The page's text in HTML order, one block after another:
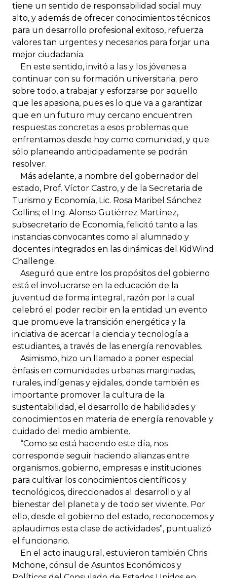
tiene un sentido de responsabilidad social muy
alto, y además de ofrecer conocimientos técnicos
para un desarrollo profesional exitoso, refuerza
valores tan urgentes y necesarios para forjar una
mejor ciudadanía.
En este sentido, invitó a las y los jóvenes a
continuar con su formación universitaria; pero
sobre todo, a trabajar y esforzarse por aquello
que les apasiona, pues es lo que va a garantizar
que en un futuro muy cercano encuentren
respuestas concretas a esos problemas que
enfrentamos desde hoy como comunidad, y que
sólo planeando anticipadamente se podrán
resolver.
Más adelante, a nombre del gobernador del
estado, Prof. Víctor Castro, y de la Secretaria de
Turismo y Economía, Lic. Rosa Maribel Sánchez
Collins; el Ing. Alonso Gutiérrez Martínez,
subsecretario de Economía, felicitó tanto a las
instancias convocantes como al alumnado y
docentes integrados en las dinámicas del KidWind
Challenge.
Aseguró que entre los propósitos del gobierno
está el involucrarse en la educación de la
juventud de forma integral, razón por la cual
celebró el poder recibir en la entidad un evento
que promueve la transición energética y la
iniciativa de acercar la ciencia y tecnología a
estudiantes, a través de las energía renovables.
Asimismo, hizo un llamado a poner especial
énfasis en comunidades urbanas marginadas,
rurales, indígenas y ejidales, donde también es
importante promover la cultura de la
sustentabilidad, el desarrollo de habilidades y
conocimientos en materia de energía renovable y
cuidado del medio ambiente.
“Como se está haciendo este día, nos
corresponde seguir haciendo alianzas entre
organismos, gobierno, empresas e instituciones
para cultivar los conocimientos científicos y
tecnológicos, direccionados al desarrollo y al
bienestar del planeta y de todo ser viviente. Por
ello, desde el gobierno del estado, reconocemos y
aplaudimos esta clase de actividades”, puntualizó
el funcionario.
En el acto inaugural, estuvieron también Chris
Mchone, cónsul de Asuntos Económicos y